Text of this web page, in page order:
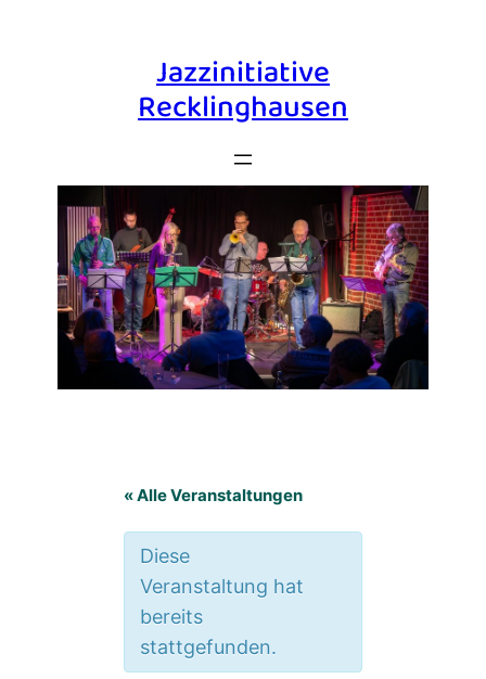
Jazzinitiative
Recklinghausen
« Alle Veranstaltungen
Diese
Veranstaltung hat
bereits
stattgefunden.